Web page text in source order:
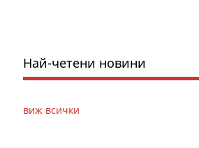
Най-четени новини
виж всички